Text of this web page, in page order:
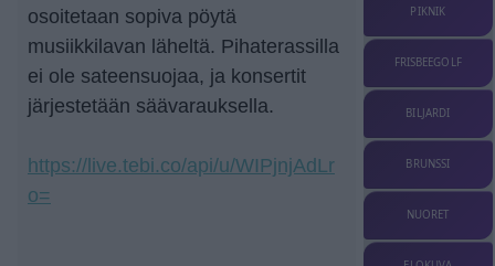
osoitetaan sopiva pöytä
musiikkilavan läheltä. Pihaterassilla
ei ole sateensuojaa, ja konsertit
järjestetään säävarauksella.
https://live.tebi.co/api/u/WIPjnjAdLr
o=
PIKNIK
FRISBEEGOLF
BILJARDI
BRUNSSI
NUORET